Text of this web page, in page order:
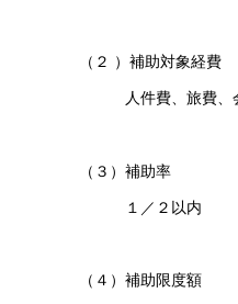
（２ ）補助対象経費
人件費、旅費、会
（３）補助率
１／２以内
（４）補助限度額